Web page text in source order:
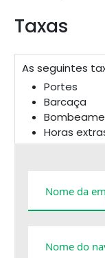
Taxas
As seguintes
Portes
Barcaça
Horas
Nome da
Nome do